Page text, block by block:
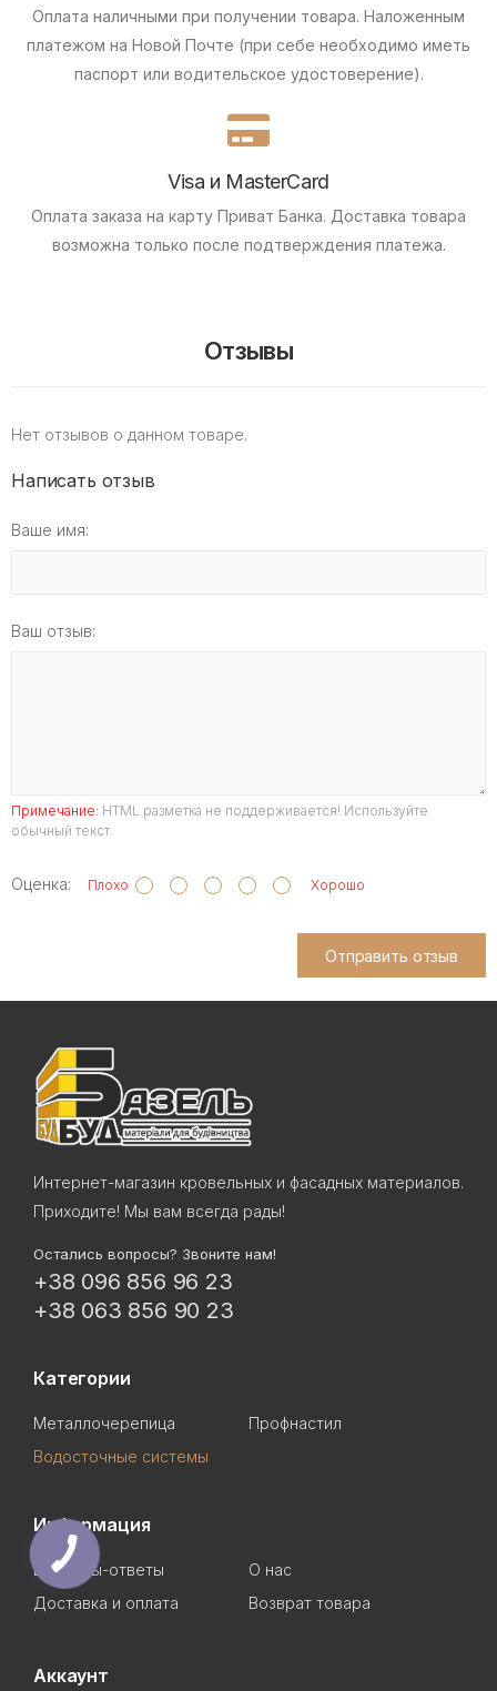
Оплата наличными при получении товара. Наложенным
платежом на Новой Почте (при себе необходимо иметь
паспорт или водительское удостоверение).
Visa и MasterCard
Оплата заказа на карту Приват Банка. Доставка товара
возможна только после подтверждения платежа.
Отзывы
Нет отзывов о данном товаре.
Написать отзыв
Ваше имя:
Ваш отзыв:
Примечание: HTML разметка не поддерживается! Используйте
обычный текст.
Оценка: Плохо Хорошо
Отправить отзыв
Интернет-магазин кровельных и фасадных материалов.
Приходите! Мы вам всегда рады!
Остались вопросы? Звоните нам!
+38 096 856 96 23
+38 063 856 90 23
Категории
Металлочерепица
Профнастил
Водосточные системы
Информация
Вопросы-ответы
О нас
Доставка и оплата
Возврат товара
Аккаунт